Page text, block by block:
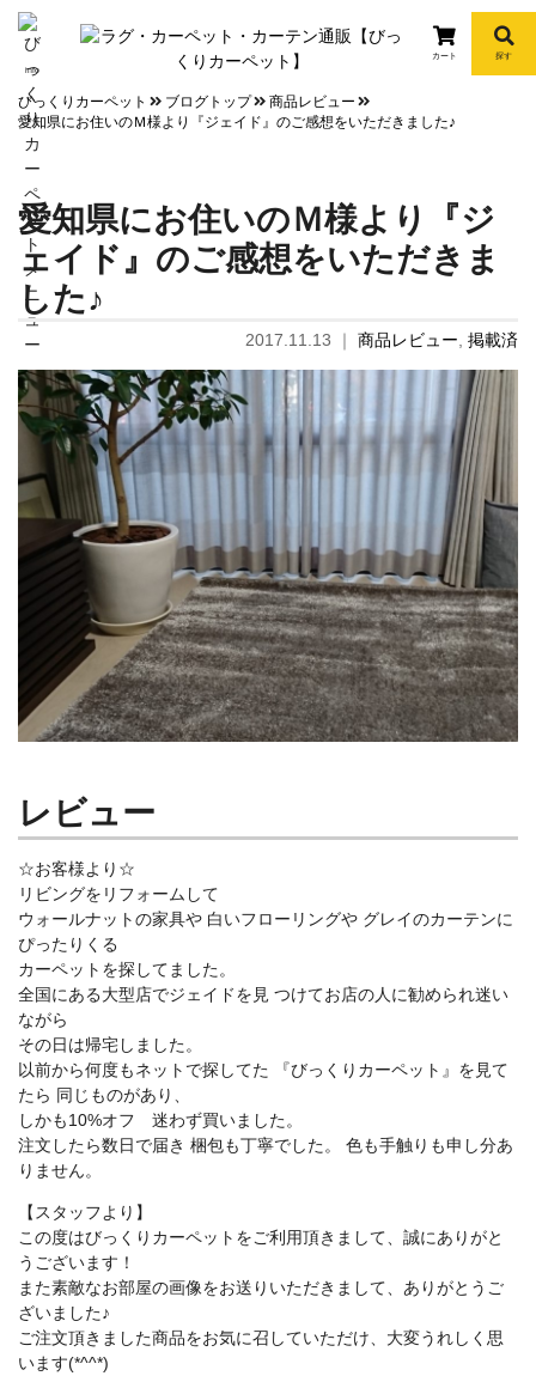
info
カート 探す
びっくりカーペット ブログトップ
商品レビュー
愛知県にお住いのＭ様より『ジェイド』のご感想をいただきました♪
愛知県にお住いのＭ様より『ジ
ェイド』のご感想をいただきま
した♪
2017.11.13 ｜ 商品レビュー 掲載済
レビュー
☆お客様より☆
リビングをリフォームして
ウォールナットの家具や 白いフローリングや グレイのカーテンに
ぴったりくる
カーペットを探してました。
全国にある大型店でジェイドを見 つけてお店の人に勧められ迷い
ながら
その日は帰宅しました。
以前から何度もネットで探してた 『びっくりカーペット』を見て
たら 同じものがあり、
しかも10%オフ 迷わず買いました。
注文したら数日で届き 梱包も丁寧でした。 色も手触りも申し分あ
りません。
【スタッフより】
この度はびっくりカーペットをご利用頂きまして、誠にありがと
うございます！
また素敵なお部屋の画像をお送りいただきまして、ありがとうご
ざいました♪
ご注文頂きました商品をお気に召していただけ、大変うれしく思
います(*^^*)